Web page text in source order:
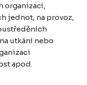
organizací,
jednot, na provoz,
utkání nebo
apod.